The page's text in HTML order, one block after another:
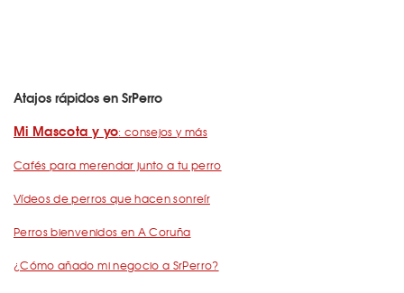
Atajos rápidos en SrPerro
Mi Mascota y yo: consejos y más
Cafés para merendar junto a tu perro
Vídeos de perros que hacen sonreír
Perros bienvenidos en A Coruña
¿Cómo añado mi negocio a SrPerro?